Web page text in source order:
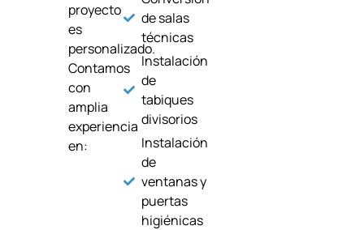
proyecto
es
personalizado.
Contamos
con
amplia
experiencia
en:
de salas
técnicas
Instalación
de
tabiques
divisorios
Instalación
de
ventanas y
puertas
higiénicas